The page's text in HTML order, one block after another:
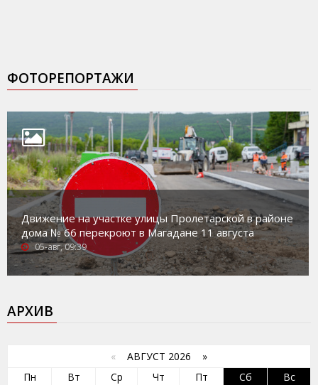
ФОТОРЕПОРТАЖИ
Движение на участке улицы Пролетарской в районе
дома № 66 перекроют в Магадане 11 августа
05-авг, 09:39
АРХИВ
« АВГУСТ 2026 »
Пн
Вт Ср Чт Пт Сб
Вс